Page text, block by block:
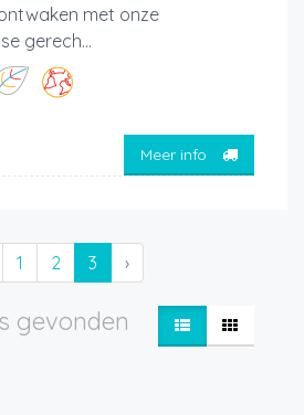
met onze
gerech...
Meer info
1 2 3 ›
gevonden